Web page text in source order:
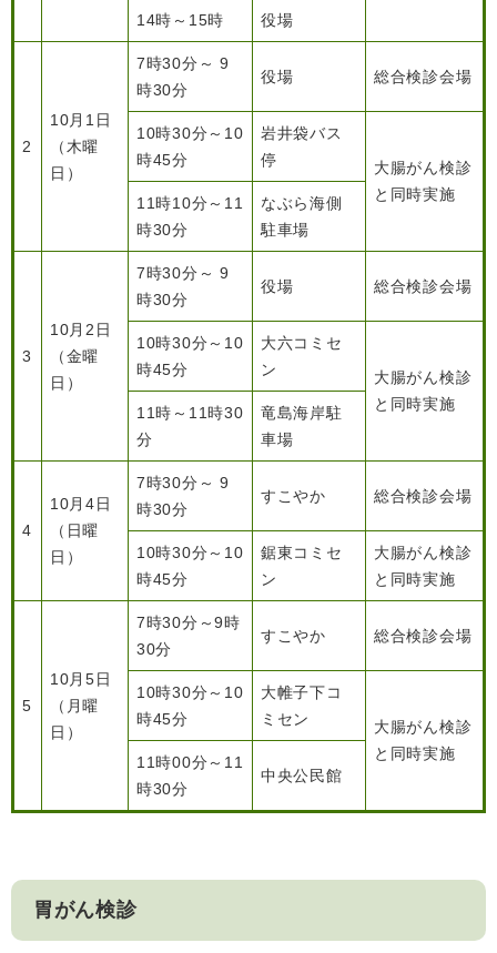
14時～15時 役場
2
​10月1日
（木曜
日）
7時30分～ 9
時30分
役場 総合検診会場
10時30分～10
時45分
岩井袋バス
停
大腸がん検診
と同時実施
11時10分～11
時30分
なぶら海側
駐車場
3
​10月2日
（金曜
日）
7時30分～ 9
時30分
役場 総合検診会場
10時30分～10
時45分
大六コミセ
ン
大腸がん検診
と同時実施
11時～11時30
分
竜島海岸駐
車場
4
10月4日
（日曜
日）
7時30分～ 9
時30分
すこやか 総合検診会場
10時30分～10
時45分
鋸東コミセ
ン
大腸がん検診
と同時実施
5
10月5日
（月曜
日）
7時30分～9時
30分
すこやか 総合検診会場
10時30分～10
時45分
大帷子下コ
ミセン
大腸がん検診
と同時実施
11時00分～11
時30分
中央公民館
胃がん検診